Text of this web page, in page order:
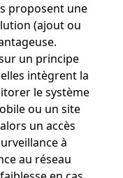
proposent une
(ajout ou
un principe
intègrent la
le système
ou un site
un accès
à
au réseau